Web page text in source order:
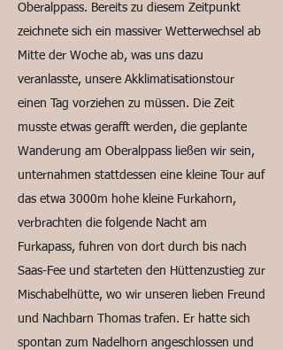
Oberalppass. Bereits zu diesem Zeitpunkt
zeichnete sich ein massiver Wetterwechsel ab
Mitte der Woche ab, was uns dazu
veranlasste, unsere Akklimatisationstour
einen Tag vorziehen zu müssen. Die Zeit
musste etwas gerafft werden, die geplante
Wanderung am Oberalppass ließen wir sein,
unternahmen stattdessen eine kleine Tour auf
das etwa 3000m hohe kleine Furkahorn,
verbrachten die folgende Nacht am
Furkapass, fuhren von dort durch bis nach
Saas-Fee und starteten den Hüttenzustieg zur
Mischabelhütte, wo wir unseren lieben Freund
und Nachbarn Thomas trafen. Er hatte sich
spontan zum Nadelhorn angeschlossen und